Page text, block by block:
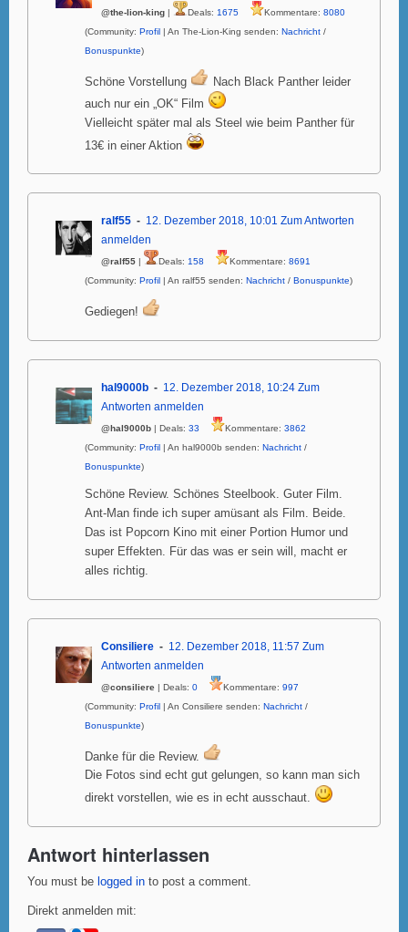
@the-lion-king | Deals: 1675 Kommentare: 8080
(Community: Profil | An The-Lion-King senden: Nachricht /
Bonuspunkte)
Schöne Vorstellung
Nach Black Panther leider
auch nur ein „OK“ Film
Vielleicht später mal als Steel wie beim Panther für
13€ in einer Aktion
ralf55 12. Dezember 2018, 10:01 Zum Antworten
anmelden
@ralf55 | Deals: 158 Kommentare: 8691
(Community: Profil | An ralf55 senden: Nachricht / Bonuspunkte)
Gediegen!
hal9000b 12. Dezember 2018, 10:24 Zum
Antworten anmelden
@hal9000b | Deals: 33 Kommentare: 3862
(Community: Profil | An hal9000b senden: Nachricht /
Bonuspunkte)
Schöne Review. Schönes Steelbook. Guter Film.
Ant-Man finde ich super amüsant als Film. Beide.
Das ist Popcorn Kino mit einer Portion Humor und
super Effekten. Für das was er sein will, macht er
alles richtig.
Consiliere 12. Dezember 2018, 11:57 Zum
Antworten anmelden
@consiliere | Deals: 0 Kommentare: 997
(Community: Profil | An Consiliere senden: Nachricht /
Bonuspunkte)
Danke für die Review.
Die Fotos sind echt gut gelungen, so kann man sich
direkt vorstellen, wie es in echt ausschaut.
Antwort hinterlassen
You must be logged in to post a comment.
Direkt anmelden mit: